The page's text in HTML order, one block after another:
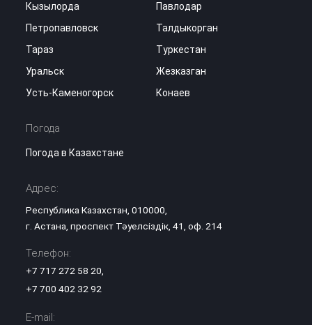
Кызылорда
Павлодар
Петропавловск
Талдыкорган
Тараз
Туркестан
Уральск
Жезказган
Усть-Каменогорск
Конаев
Погода
Погода в Казахстане
Адрес:
Республика Казахстан, 010000,
г. Астана, проспект Тәуелсіздік, 41, оф. 214
Телефон:
+7 717 272 58 20
+7 700 402 32 92
E-mail: